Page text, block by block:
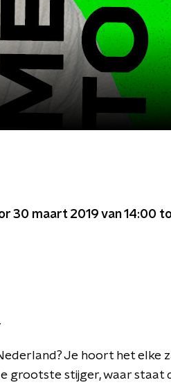
30 maart 2019 van 14:00
Je hoort het elke
grootste stijger, waar staat